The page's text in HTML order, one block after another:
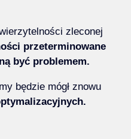
zleconej
przeterminowane
być problemem.
będzie mógł znowu